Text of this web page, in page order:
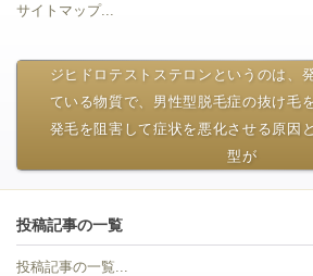
サイトマップ...
ジヒドロテストステロンというのは、
ている物質で、男性型脱毛症の抜け毛
発毛を阻害して症状を悪化させる原因
型が
投稿記事の一覧
投稿記事の一覧...